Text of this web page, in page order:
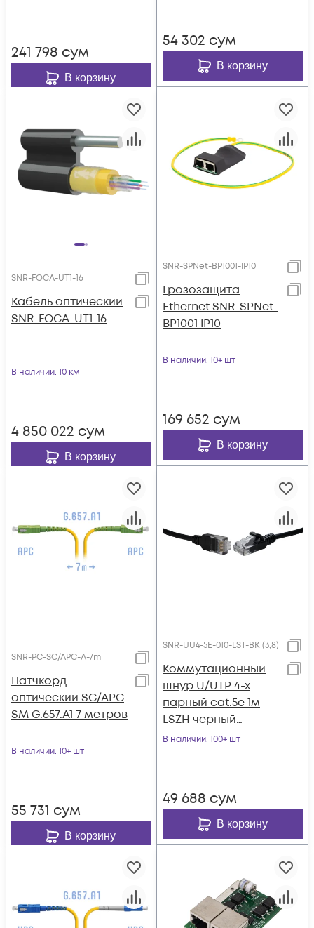
241 798 сум
В корзину
54 302 сум
В корзину
SNR-FOCA-UT1-16
Кабель оптический
SNR-FOCA-UT1-16
В наличии: 10 км
4 850 022 сум
В корзину
SNR-SPNet-BP1001-IP10
Грозозащита
Ethernet SNR-SPNet-
BP1001 IP10
В наличии: 10+ шт
169 652 сум
В корзину
SNR-PC-SC/APC-A-7m
Патчкорд
оптический SC/APC
SM G.657.A1 7 метров
В наличии: 10+ шт
55 731 сум
В корзину
SNR-UU4-5E-010-LST-BK (3,8)
Коммутационный
шнур U/UTP 4-х
парный cat.5е 1м
LSZH черный
(диаметр 3,8 мм)
В наличии: 100+ шт
49 688 сум
В корзину